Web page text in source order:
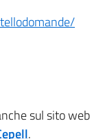
sul sito web
.